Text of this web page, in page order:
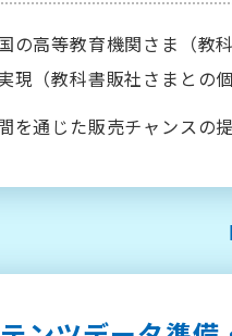
の高等教育機関さま（教
現（教科書販社さまとの
を通じた販売チャンスの